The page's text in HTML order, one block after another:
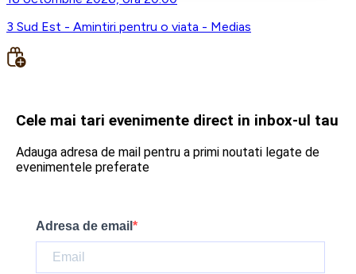
3 Sud Est - Amintiri pentru o viata - Medias
Cele mai tari evenimente direct in inbox-ul tau
Adauga adresa de mail pentru a primi noutati legate de
evenimentele preferate
Adresa de email